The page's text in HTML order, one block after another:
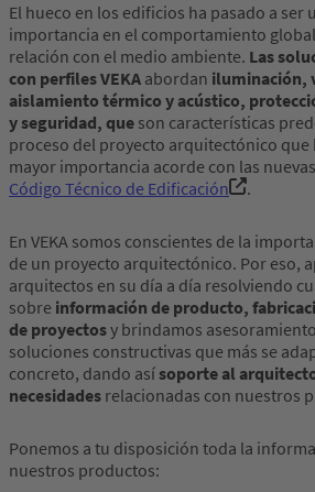
El hueco en los edificios ha pasado a ser
importancia en el comportamiento
relación con el medio ambiente. Las
con perfiles VEKA abordan iluminación,
aislamiento térmico y acústico,
y seguridad, que son características
proceso del proyecto arquitectónico
mayor importancia acorde con las
Código Técnico de Edificación
.
En VEKA somos conscientes de la
de un proyecto arquitectónico. Por eso,
arquitectos en su día a día resolviendo
sobre información de producto,
de proyectosy brindamos
soluciones constructivas que más se
concreto, dando asísoporte al
necesidades relacionadas con nuestros
Ponemos a tu disposición toda la
nuestros productos: